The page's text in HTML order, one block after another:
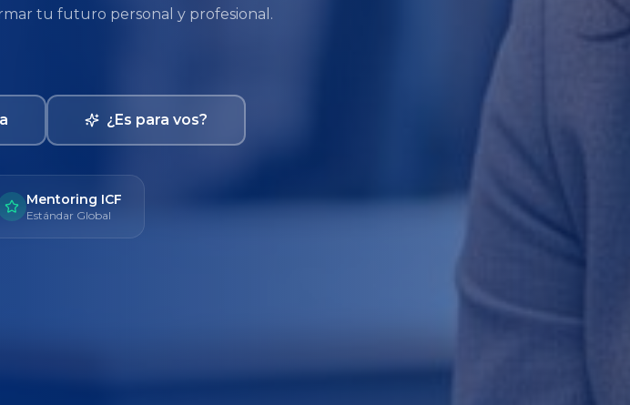
tu futuro personal y profesional.
¿Es para vos?
Mentoring ICF
Estándar Global